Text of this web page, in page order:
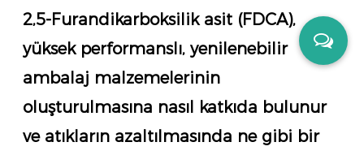
2,5-Furandikarboksilik asit (FDCA),
yüksek performanslı, yenilenebilir
ambalaj malzemelerinin
oluşturulmasına nasıl katkıda bulunur
ve atıkların azaltılmasında ne gibi bir